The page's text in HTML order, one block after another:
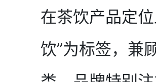
在茶饮产品定
饮”为标签，兼